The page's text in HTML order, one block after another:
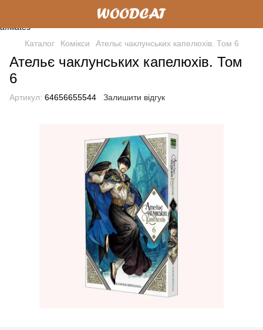
Каталог Комікси Ательє чаклунських капелюхів. Том 6
Ательє чаклунських капелюхів. Том
6
Артикул: 64656655544 Залишити відгук